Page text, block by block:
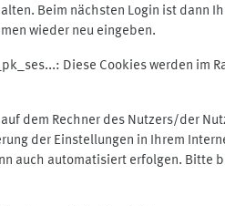
Beim nächsten Login ist dann
wieder neu eingeben.
Diese Cookies werden im
dem Rechner des Nutzers/der
der Einstellungen in Ihrem
auch automatisiert erfolgen. Bitte